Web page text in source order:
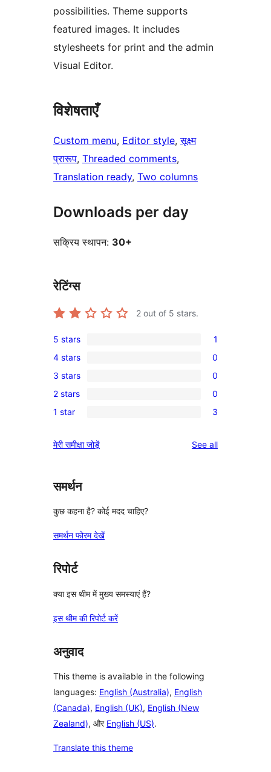
possibilities. Theme supports
featured images. It includes
stylesheets for print and the admin
Visual Editor.
विशेषताएँ
Custom menu, Editor style, सूक्ष्म
प्रारूप, Threaded comments
Translation ready, Two columns
Downloads per day
सक्रिय स्थापन: 30+
रेटिंग्स
2 out of 5 stars.
1
5-
star
review
5 stars 1
0
4-
star
reviews
4 stars 0
0
3-
star
3 stars 0
0
2-
reviews
2 stars 0
3
star
1 star 3
मेरी समीक्षा जोड़ें See allreviews
समर्थन
कुछ कहना है? कोई मदद चाहिए?
समर्थन फोरम देखें
रिपोर्ट
क्या इस थीम में मुख्य समस्याएं हैं?
इस थीम की रिपोर्ट करें
अनुवाद
This theme is available in the following
languages: English (Australia), English
(Canada), English (UK), English (New
Zealand), और English (US).
Translate this theme